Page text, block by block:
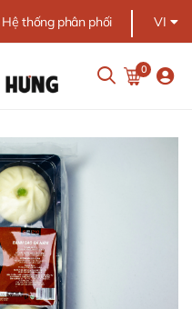
Chào mừng bạn đến
Hệ thống phân phối VI
0